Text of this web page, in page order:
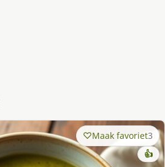
Maak favoriet3
👍